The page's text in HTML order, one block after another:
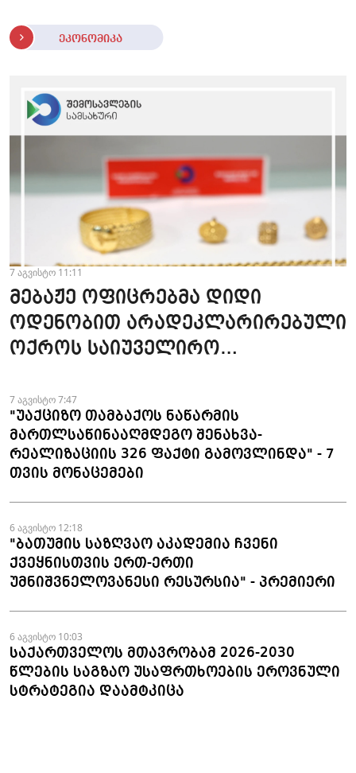
ეკონომიკა
7 აგვისტო 11:11
მებაჟე ოფიცრებმა დიდი
ოდენობით არადეკლარირებული
ოქროს საიუველირო
ფაქტები აღკვეთეს
7 აგვისტო 7:47
"უაქციზო თამბაქოს ნაწარმის
მართლსაწინააღმდეგო შენახვა-
რეალიზაციის 326 ფაქტი გამოვლინდა" - 7
თვის მონაცემები
6 აგვისტო 12:18
"ბათუმის საზღვაო აკადემია ჩვენი
ქვეყნისთვის ერთ-ერთი
უმნიშვნელოვანესი რესურსია" - პრემიერი
6 აგვისტო 10:03
საქართველოს მთავრობამ 2026-2030
წლების საგზაო უსაფრთხოების ეროვნული
სტრატეგია დაამტკიცა